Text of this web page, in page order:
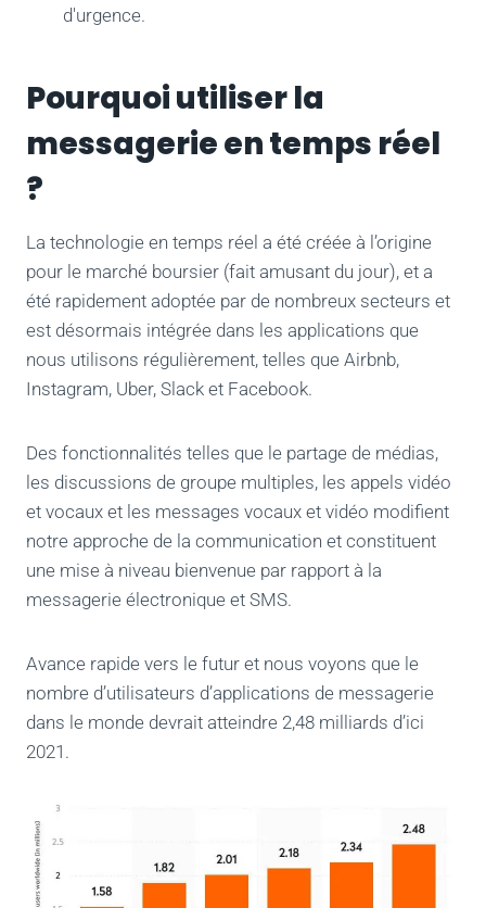
d'urgence.
Pourquoi utiliser la
messagerie en temps réel
?
La technologie en temps réel a été créée à l’origine
pour le marché boursier (fait amusant du jour), et a
été rapidement adoptée par de nombreux secteurs et
est désormais intégrée dans les applications que
nous utilisons régulièrement, telles que Airbnb,
Instagram, Uber, Slack et Facebook.
Des fonctionnalités telles que le partage de médias,
les discussions de groupe multiples, les appels vidéo
et vocaux et les messages vocaux et vidéo modifient
notre approche de la communication et constituent
une mise à niveau bienvenue par rapport à la
messagerie électronique et SMS.
Avance rapide vers le futur et nous voyons que le
nombre d’utilisateurs d’applications de messagerie
dans le monde devrait atteindre 2,48 milliards d’ici
2021.